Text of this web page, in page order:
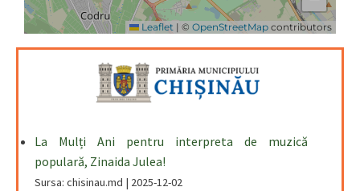
La Mulți Ani pentru interpreta de muzică
populară, Zinaida Julea!
Sursa: chisinau.md 2025-12-02